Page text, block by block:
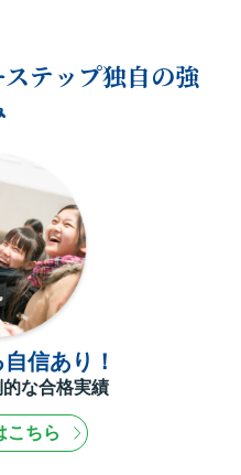
テップ独自の強
信あり！
な合格実績
こちら